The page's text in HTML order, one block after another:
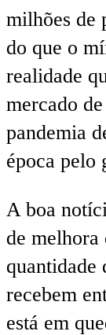
milhões de
do que o
realidade
mercado
pandemia
época pelo
A boa
de melhora
quantidade
recebem
está em